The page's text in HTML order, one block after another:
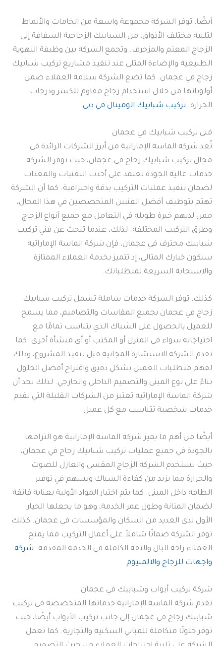
أيضًا، توفر الشركة مجموعة واسعة من الخامات والأنماط
لتلبية مختلف الأذواق، من الشبابيك الزجاجية الشفافة إلى
الزجاج المعتم والمزخرف. وتجمع الشركة بين وظيفة التهوية
الطبيعية والإضاءة المثلى عند تنفيذ مشاريع تركيب شبابيك
زجاج في عجمان. كما تضع الشركة سلامة العملاء ضمن
أولوياتها من خلال استخدام زجاج مقاوم للكسر ودرجات
الحرارة. تركيب شبابيك الوميتال في دبي
فني تركيب شبابيك في عجمان
تُعد شركة الماسة الإماراتية من أبرز الشركات الرائدة في
مجال تركيب شبابيك زجاج في عجمان، حيث توفر الشركة
خدمات عالية الجودة تعتمد على أحدث التقنيات والمعدات
لضمان تنفيذ عمليات التركيب بدقة واحترافية. كما أن الشركة
تهتم بتوظيف أفضل الفنيين المتخصصين في هذا المجال،
ممن لديهم خبرة طويلة في التعامل مع جميع أنواع الزجاج
وطرق التركيب المختلفة. لذلك، عندما تبحث عن فني تركيب
شبابيك محترف في عجمان، فإن شركة الماسة الإماراتية
ستكون خيارك المثالي، إذ تتميز بخدمة العملاء الممتازة
والاستجابة السريعة لمتطلباتك.
كذلك، توفر الشركة خدمات شاملة تشمل تركيب شبابيك
زجاج في عجمان بجميع المقاسات والتصاميم، مما يسمح
للعميل بالحصول على الشباك الذي يتناسب تمامًا مع
احتياجاته سواء في المنزل أو المكتب أو أي منشأة أخرى. كما
تقدم الشركة الاستشارة المجانية قبل تنفيذ المشروع، وذلك
لفهم متطلبات العميل بشكل دقيق واقتراح أفضل الحلول
بناءً على نوع المبنى والتصميم الداخلي والخارجي. لذلك نجد أن
شركة الماسة الإماراتية تعتبر من الشركات القليلة التي تقدم
خدمات شخصية تتناسب مع كل عميل.
أيضًا من أهم ما يميز شركة الماسة الإماراتية هو التزامها
بالجودة في جميع عمليات تركيب شبابيك زجاج في عجمان،
حيث تستخدم الشركة الزجاج المقسى والعازل للصوت
والحرارة مما يزيد من كفاءة الشباك ويسهم في توفير
الطاقة داخل المبنى. كما يتم اختيار المواد الأولية بعناية فائقة
لضمان المتانة وطول عمر الخدمة، وهو ما يجعلها الخيار
الأول لدى العديد من السكان والمؤسسات في عجمان. كذلك
توفر الشركة ضمانًا شاملاً على أعمال التركيب مما يمنح
العملاء راحة البال والثقة الكاملة في الخدمة المقدمة. شركة
واجهات للزجاج والالمنيوم
شركة تركيب أبواب وشبابيك في عجمان
تقدم شركة الماسة الإماراتية خدماتها المتخصصة في تركيب
شبابيك زجاج في عجمان إلى جانب تركيب الأبواب أيضًا، حيث
توفر حلولًا متكاملة للمباني السكنية والتجارية. كما تعمل